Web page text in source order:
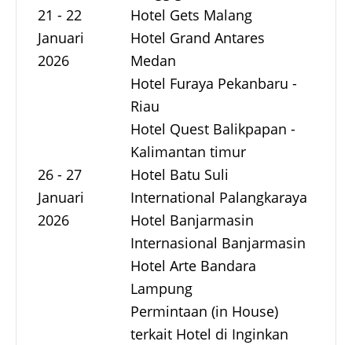
21 - 22
Januari
2026
26 - 27
Januari
2026
Hotel Gets Malang
Hotel Grand Antares
Medan
Hotel Furaya Pekanbaru -
Riau
Hotel Quest Balikpapan -
Kalimantan timur
Hotel Batu Suli
International Palangkaraya
Hotel Banjarmasin
Internasional Banjarmasin
Hotel Arte Bandara
Lampung
Permintaan (in House)
terkait Hotel di Inginkan